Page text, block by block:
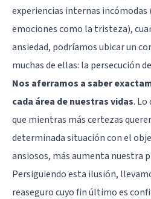
experiencias internas
emociones como la tristeza),
ansiedad, podríamos ubicar un
muchas de ellas: la persecución
Nos aferramos a saber
cada área de nuestras vidas. Lo
que mientras más certezas
determinada situación con el
ansiosos, más aumenta nuestra
Persiguiendo esta ilusión,
reaseguro cuyo fin último es